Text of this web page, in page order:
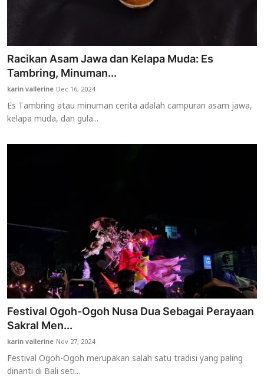
Racikan Asam Jawa dan Kelapa Muda: Es
Tambring, Minuman...
karin vallerine Dec 16, 2024
Es Tambring atau minuman cerita adalah campuran asam jawa,
kelapa muda, dan gula...
Festival Ogoh-Ogoh Nusa Dua Sebagai Perayaan
Sakral Men...
karin vallerine Nov 27, 2024
Festival Ogoh-Ogoh merupakan salah satu tradisi yang paling
dinanti di Bali seti...